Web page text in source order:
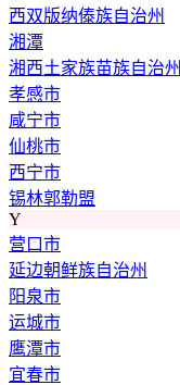
西双版纳傣族自治州
湘潭
湘西土家族苗族自治州
孝感市
咸宁市
仙桃市
西宁市
锡林郭勒盟
Y
营口市
延边朝鲜族自治州
阳泉市
运城市
鹰潭市
宜春市